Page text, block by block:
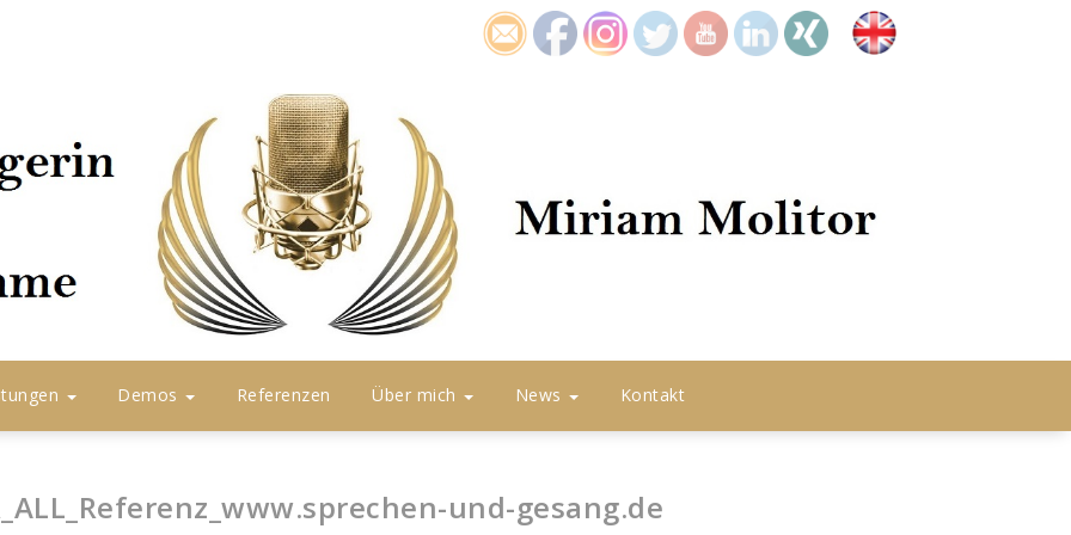
Englisch
icon1 icon2 icon8 icon4 icon5 icon6 icon7
Demos Referenzen Über mich News Kontakt
und-gesang.de